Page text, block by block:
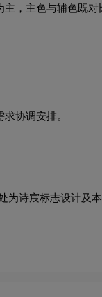
，主色与辅色既
协调安排。
为诗宸标志设计及